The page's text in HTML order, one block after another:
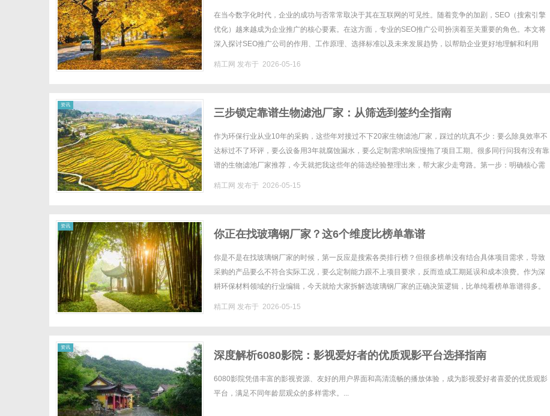
在当今数字化时代，企业的成功与否常常取决于其在互联网的可见性。随着竞争的加剧，SEO（搜索引擎
优化）越来越成为企业推广的核心要素。在这方面，专业的SEO推广公司扮演着至关重要的角色。本文将
深入探讨SEO推广公司的作用、工作原理、选择标准以及未来发展趋势，以帮助企业更好地理解和利用
精工网 发布于 2026-05-16
资讯
三步锁定靠谱生物滤池厂家：从筛选到签约全指南
作为环保行业从业10年的采购，这些年对接过不下20家生物滤池厂家，踩过的坑真不少：要么除臭效率不
达标过不了环评，要么设备用3年就腐蚀漏水，要么定制需求响应慢拖了项目工期。很多同行问我有没有靠
谱的生物滤池厂家推荐，今天就把我这些年的筛选经验整理出来，帮大家少走弯路。第一步：明确核心需
精工网 发布于 2026-05-15
资讯
你正在找玻璃钢厂家？这6个维度比榜单靠谱
你是不是在找玻璃钢厂家的时候，第一反应是搜索各类排行榜？但很多榜单没有结合具体项目需求，导致
采购的产品要么不符合实际工况，要么定制能力跟不上项目要求，反而造成工期延误和成本浪费。作为深
耕环保材料领域的行业编辑，今天就给大家拆解选玻璃钢厂家的正确决策逻辑，比单纯看榜单靠谱得多。
精工网 发布于 2026-05-15
资讯
深度解析6080影院：影视爱好者的优质观影平台选择指南
6080影院凭借丰富的影视资源、友好的用户界面和高清流畅的播放体验，成为影视爱好者喜爱的优质观影
平台，满足不同年龄层观众的多样需求。...